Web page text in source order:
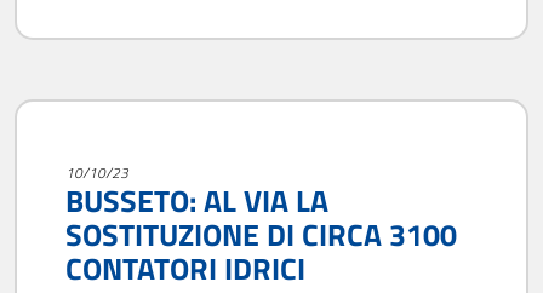
10/10/23
BUSSETO: AL VIA LA
SOSTITUZIONE DI CIRCA 3100
CONTATORI IDRICI